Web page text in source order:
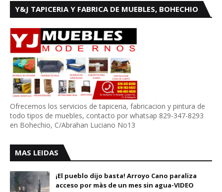
Y&J TAPICERIA Y FABRICA DE MUEBLES, BOHECHIO
Ofrecemos los servicios de tapiceria, fabricacion y pintura de
todo tipos de muebles, contacto por whatsap 829-347-8293
en Bohechio, C/Abrahan Luciano No13
MAS LEIDAS
¡El pueblo dijo basta! Arroyo Cano paraliza
acceso por màs de un mes sin agua-VIDEO